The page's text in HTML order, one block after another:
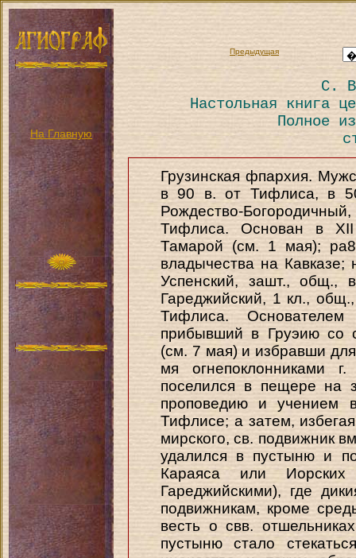
На Главную
Предыдущая
С.
Настольная книга
Полное
Грузинская фпархия.
в 90 в. от Тифлиса, в
Рождество-
Тифлиса. Основан в
Тамарой (см. 1 мая);
владычества на Кавказе;
Успенский, зашт., общ.,
Гареджийский, 1 кл.,
Тифлиса.
прибывший в Груэию со
(см. 7 мая) и избравши
мя огнепоклонниками
поселился в пещере на
проповедию и учением
Тифлисе; a затем,
мирского, св. подвижник
удалился в пустыню и
Караяса или Иорских
Гареджийскими), где
подвижникам, кроме
весть о свв.
пустыню стало